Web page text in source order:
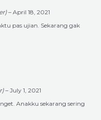
– April 18, 2021
pas ujian. Sekarang gak
– July 1, 2021
Anakku sekarang sering